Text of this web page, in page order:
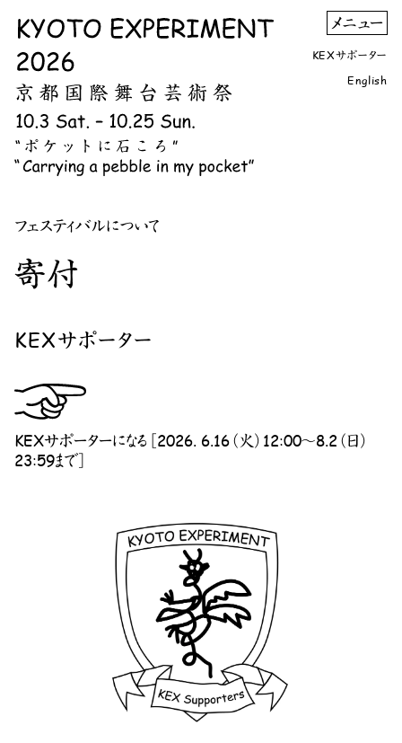
KEXサポーター
English
フェスティバルについて
寄付
KEXサポーター
KEXサポーターになる［2026. 6.16（火）12:00〜8.2（日）
23:59まで］